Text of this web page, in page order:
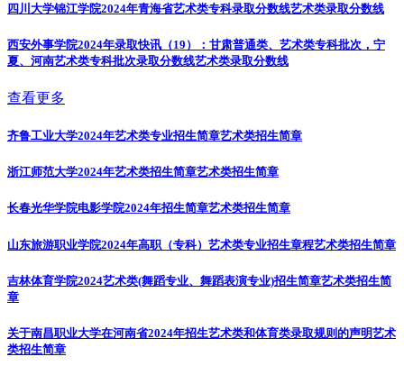
四川大学锦江学院2024年青海省艺术类专科录取分数线艺术类录取分数线
西安外事学院2024年录取快讯（19）：甘肃普通类、艺术类专科批次，宁
夏、河南艺术类专科批次录取分数线艺术类录取分数线
查看更多
齐鲁工业大学2024年艺术类专业招生简章艺术类招生简章
浙江师范大学2024年艺术类招生简章艺术类招生简章
长春光华学院电影学院2024年招生简章艺术类招生简章
山东旅游职业学院2024年高职（专科）艺术类专业招生章程艺术类招生简章
吉林体育学院2024艺术类(舞蹈专业、舞蹈表演专业)招生简章艺术类招生简
章
关于南昌职业大学在河南省2024年招生艺术类和体育类录取规则的声明艺术
类招生简章